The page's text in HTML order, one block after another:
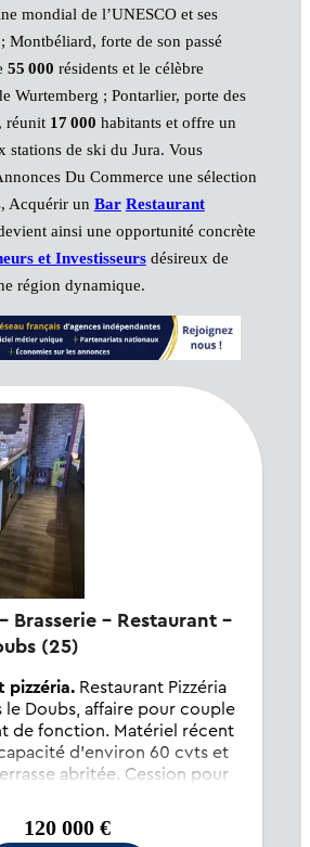
mondial de l’UNESCO et ses
Montbéliard, forte de son passé
55 000 résidents et le célèbre
Wurtemberg ; Pontarlier, porte des
réunit 17 000 habitants et offre un
stations de ski du Jura. Vous
Du Commerce une sélection
Acquérir un Bar Restaurant
ainsi une opportunité concrète
et Investisseursdésireux de
région dynamique.
(25)
pizzéria.Restaurant Pizzéria
le Doubs, affaire pour couple
de fonction. Matériel récent
d'environ 60 cvts et
abritée. Cession pour
120 000 €